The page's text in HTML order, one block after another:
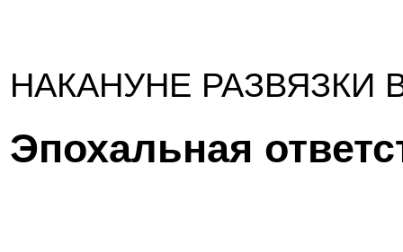
НАКАНУНЕ РАЗВЯЗКИ
Эпохальная